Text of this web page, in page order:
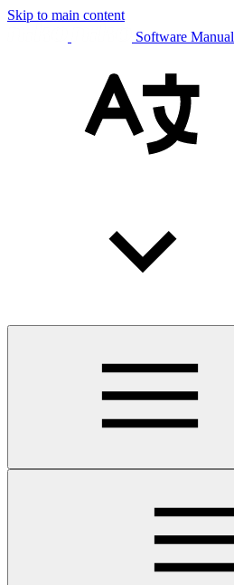
Skip to main content
Software Manual